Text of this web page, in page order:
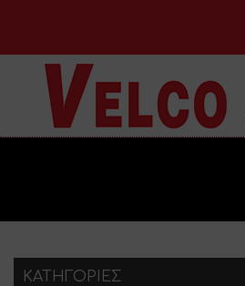
KΑΤΗΓΟΡΊΕΣ